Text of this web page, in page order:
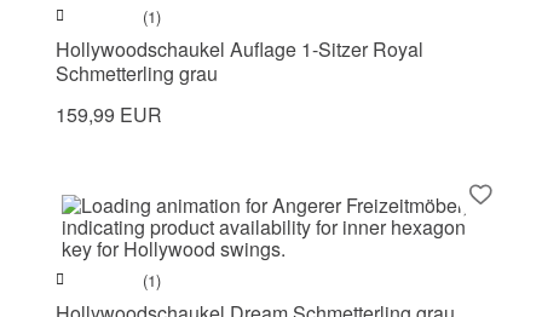
(1)
Hollywoodschaukel Auflage 1-Sitzer Royal
Schmetterling grau
159,99 EUR
(1)